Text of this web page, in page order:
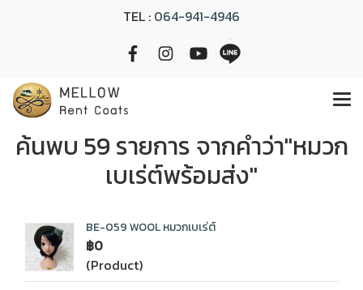
TEL : 064-941-4946
ค้นพบ 59 รายการ จากคำว่า"หมวก
เบเร่ต์พร้อมส่ง"
BE-059 WOOL หมวกเบเร่ต์
฿0
(Product)